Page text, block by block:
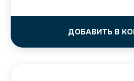
ДОБАВИТЬ В